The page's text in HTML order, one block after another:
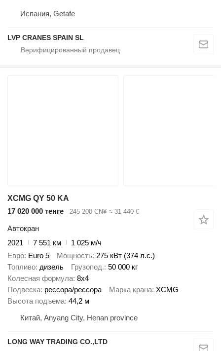
Испания, Getafe
LVP CRANES SPAIN SL
XCMG QY 50 KA
17 020 000 тенге
245 200 CN¥ ≈ 31 440 €
Автокран
2021
7 551 км
1 025 м/ч
Евро Euro 5 Мощность 275 кВт (374 л.с.)
Топливо дизель Грузопод. 50 000 кг
Колесная формула 8x4
Подвеска рессора/рессора Марка крана XCMG
Высота подъема 44,2 м
Китай, Anyang City, Henan province
LONG WAY TRADING CO.,LTD